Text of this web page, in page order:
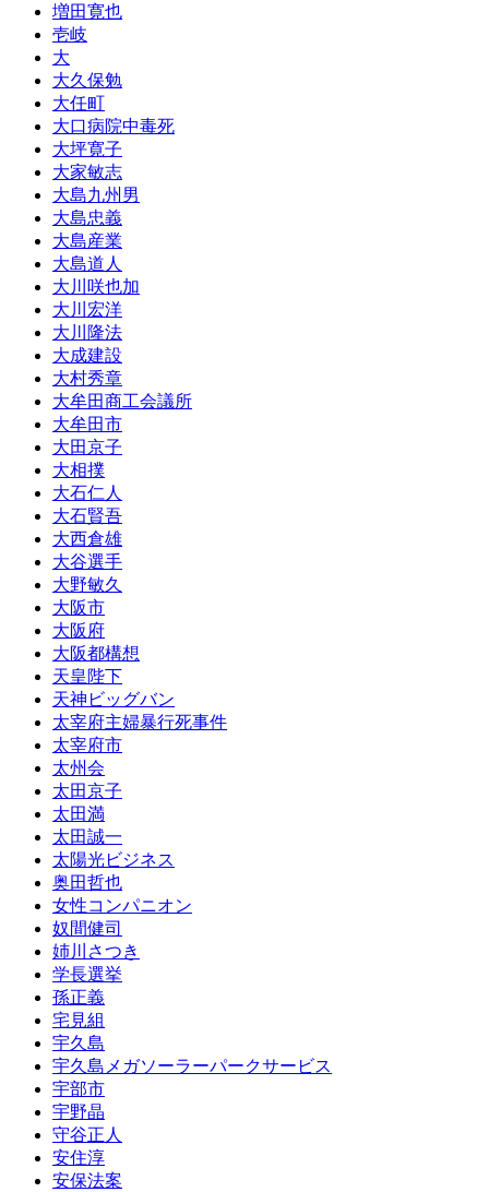
増田寛也
壱岐
大
大久保勉
大任町
大口病院中毒死
大坪寛子
大家敏志
大島九州男
大島忠義
大島産業
大島道人
大川咲也加
大川宏洋
大川隆法
大成建設
大村秀章
大牟田商工会議所
大牟田市
大田京子
大相撲
大石仁人
大石賢吾
大西倉雄
大谷選手
大野敏久
大阪市
大阪府
大阪都構想
天皇陛下
天神ビッグバン
太宰府主婦暴行死事件
太宰府市
太州会
太田京子
太田満
太田誠一
太陽光ビジネス
奥田哲也
女性コンパニオン
奴間健司
姉川さつき
学長選挙
孫正義
宅見組
宇久島
宇久島メガソーラーパークサービス
宇部市
宇野晶
守谷正人
安住淳
安保法案